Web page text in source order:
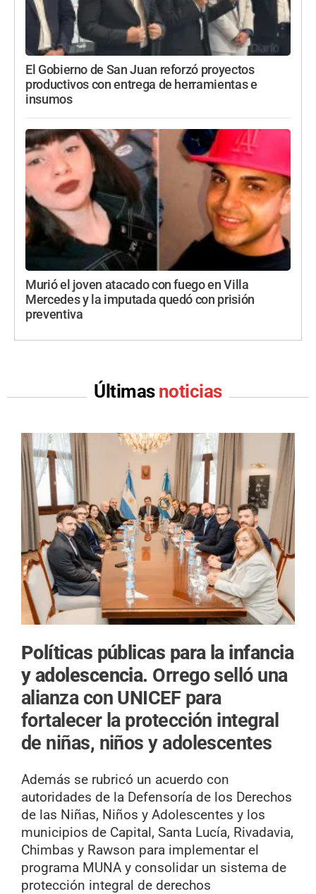
El Gobierno de San Juan reforzó proyectos
productivos con entrega de herramientas e
insumos
Murió el joven atacado con fuego en Villa
Mercedes y la imputada quedó con prisión
preventiva
Últimas noticias
Políticas públicas para la infancia
y adolescencia. Orrego selló una
alianza con UNICEF para
fortalecer la protección integral
de niñas, niños y adolescentes
Además se rubricó un acuerdo con
autoridades de la Defensoría de los Derechos
de las Niñas, Niños y Adolescentes y los
municipios de Capital, Santa Lucía, Rivadavia,
Chimbas y Rawson para implementar el
programa MUNA y consolidar un sistema de
protección integral de derechos